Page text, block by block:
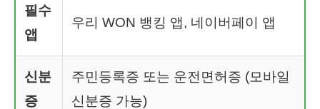
필수
앱
우리 WON 뱅킹 앱, 네이버페이 앱
신분
증
주민등록증 또는 운전면허증 (모바일
신분증 가능)